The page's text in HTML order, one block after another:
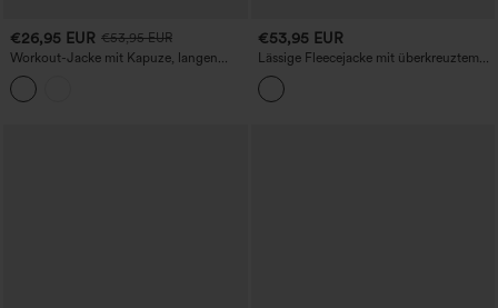
€26,95 EUR €53,95 EUR
Workout-Jacke mit Kapuze, langen
Ärmeln, Rüschensaum und Taschen –
UPF40+
€53,95 EUR
Lässige Fleecejacke mit überkreuztem
Rückenteil, langen Ärmeln und Taschen